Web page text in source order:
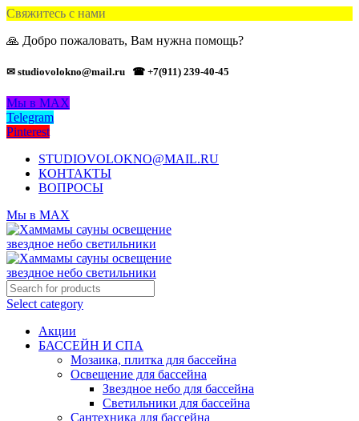
Свяжитесь с нами
🙏 Добро пожаловать, Вам нужна помощь?
✉ studiovolokno@mail.ru ☎ +7(911) 239-40-45
Мы в MAX
Telegram
Pinterest
STUDIOVOLOKNO@MAIL.RU
КОНТАКТЫ
ВОПРОСЫ
Мы в MAX
Select category
Акции
БАССЕЙН И СПА
Мозаика, плитка для бассейна
Освещение для бассейна
Звездное небо для бассейна
Светильники для бассейна
Сантехника для бассейна